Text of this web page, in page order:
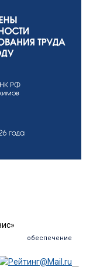
обеспечение